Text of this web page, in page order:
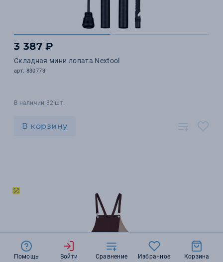
3 387 ₽
Складная мини лопата Nextool
арт. 830773
В наличии 82 шт.
В корзину
Помощь Войти Сравнение Избранное Корзина